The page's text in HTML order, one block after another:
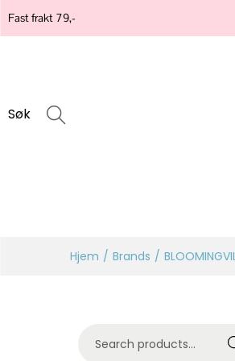
Fast frakt 79,-
Søk
Hjem / Brands /